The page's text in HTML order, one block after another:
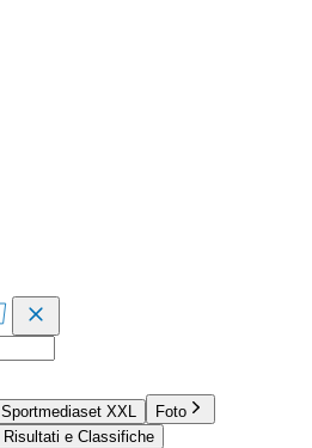
Sportmediaset XXL
Foto
Risultati e Classifiche